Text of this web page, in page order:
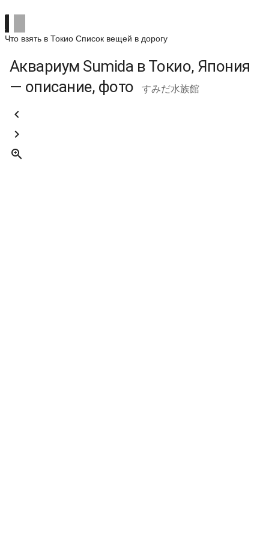
Что взять в Токио Список вещей в дорогу
Аквариум Sumida в Токио, Япония
— описание, фото
すみだ水族館


